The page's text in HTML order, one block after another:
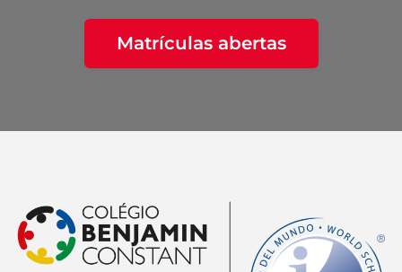
Matrículas abertas